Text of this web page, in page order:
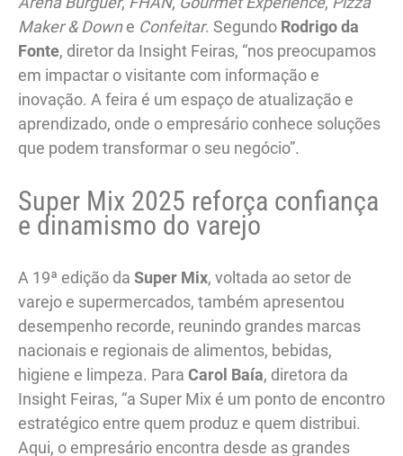
Maker & Downe Confeitar. Segundo Rodrigo da
Fonte, diretor da Insight Feiras, “nos preocupamos
em impactar o visitante com informação e
inovação. A feira é um espaço de atualização e
aprendizado, onde o empresário conhece soluções
que podem transformar o seu negócio”.
Super Mix 2025 reforça confiança
e dinamismo do varejo
A 19ª edição da Super Mix, voltada ao setor de
varejo e supermercados, também apresentou
desempenho recorde, reunindo grandes marcas
nacionais e regionais de alimentos, bebidas,
higiene e limpeza. Para Carol Baía, diretora da
Insight Feiras, “a Super Mix é um ponto de encontro
estratégico entre quem produz e quem distribui.
Aqui, o empresário encontra desde as grandes